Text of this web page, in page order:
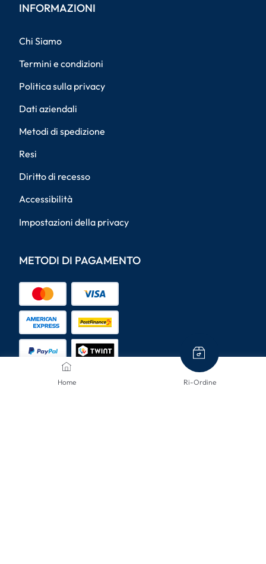
Home Ri-Ordine
INFORMAZIONI
Chi Siamo
Termini e condizioni
Politica sulla privacy
Dati aziendali
Metodi di spedizione
Resi
Diritto di recesso
Accessibilità
Impostazioni della privacy
METODI DI PAGAMENTO